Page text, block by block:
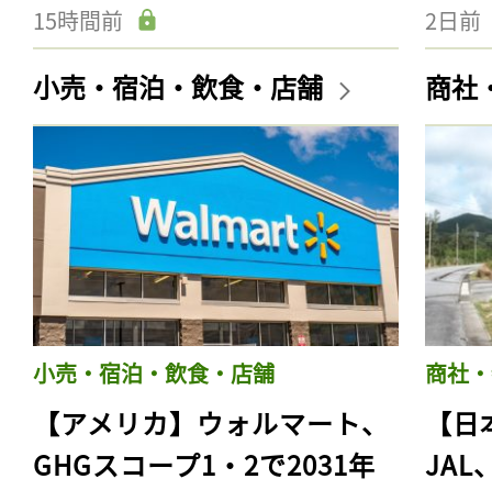
15時間前 2日前
小売・宿泊・飲食・店舗
小売・宿泊・飲食・店舗
【アメリカ】ウォルマート、
GHGスコープ1・2で2031年
商社
商社
【
JAL